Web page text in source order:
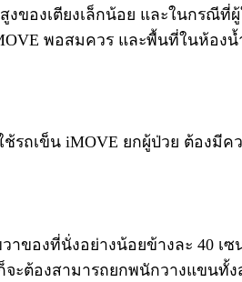
ของเตียงเล็กน้อย และในกรณี
พอสมควร และพื้นที่ในห้อง
รถเข็น iMOVE ยกผู้ป่วย ต้องมี
ของที่นั่งอย่างน้อยข้างละ 40 เ
จะต้องสามารถยกพนักวางแขน